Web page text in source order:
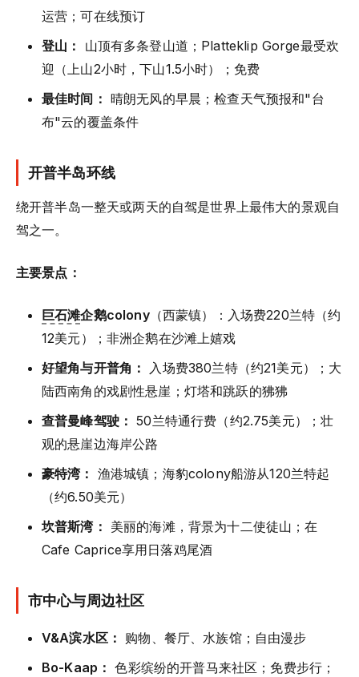
运营；可在线预订
登山：
山顶有多条登山道；Platteklip Gorge最受欢
迎（上山2小时，下山1.5小时）；免费
最佳时间： 晴朗无风的早晨；检查天气预报和"台
布"云的覆盖条件
开普半岛环线
绕开普半岛一整天或两天的自驾是世界上最伟大的景观自
驾之一。
主要景点：
巨石滩企鹅colony（西蒙镇）：入场费220兰特（约
12美元）；非洲企鹅在沙滩上嬉戏
好望角与开普角：
入场费380兰特（约21美元）；大
陆西南角的戏剧性悬崖；灯塔和跳跃的狒狒
查普曼峰驾驶： 50兰特通行费（约2.75美元）；壮
观的悬崖边海岸公路
豪特湾： 渔港城镇；海豹colony船游从120兰特起
（约6.50美元）
坎普斯湾： 美丽的海滩，背景为十二使徒山；在
Cafe Caprice享用日落鸡尾酒
市中心与周边社区
V&A滨水区： 购物、餐厅、水族馆；自由漫步
Bo-Kaap： 色彩缤纷的开普马来社区；免费步行；